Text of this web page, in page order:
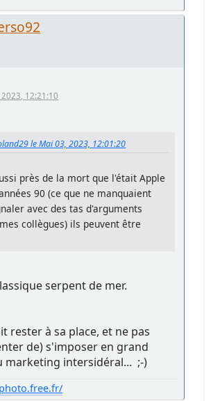
2023, 12:21:10
le Mai 03, 2023, 12:01:20
près de la mort que l'était Apple
90 (ce que ne manquaient
avec des tas d'arguments
collègues) ils peuvent être
serpent de mer.
rester à sa place, et ne pas
de) s'imposer en grand
marketing intersidéral... ;-)